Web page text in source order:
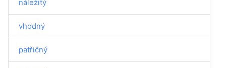
náležitý
vhodný
patřičný